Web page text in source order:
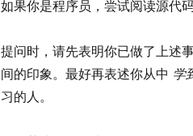
如果你是程序员，尝试阅读源代
提问时，请先表明你已做了上述
间的印象。最好再表述你从中 学
习的人。